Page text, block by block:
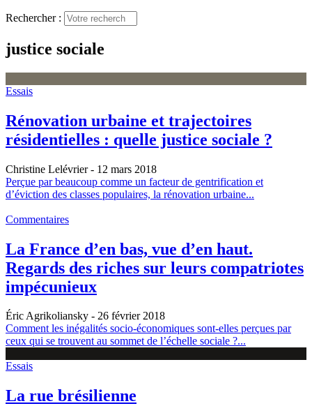
Rechercher :
justice sociale
Essais
Rénovation urbaine et trajectoires
résidentielles : quelle justice sociale ?
Christine Lelévrier- 12 mars 2018
Perçue par beaucoup comme un facteur de gentrification et
d’éviction des classes populaires, la rénovation urbaine...
Commentaires
La France d’en bas, vue d’en haut.
Regards des riches sur leurs compatriotes
impécunieux
Éric Agrikoliansky - 26 février 2018
Comment les inégalités socio-économiques sont-elles perçues par
ceux qui se trouvent au sommet de l’échelle sociale ?...
Essais
La rue brésilienne